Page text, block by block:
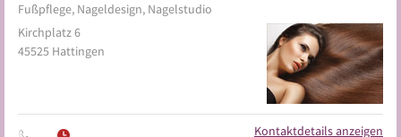
Fußpflege, Nageldesign, Nagelstudio
Kirchplatz 6
45525 Hattingen
Kontaktdetails anzeigen